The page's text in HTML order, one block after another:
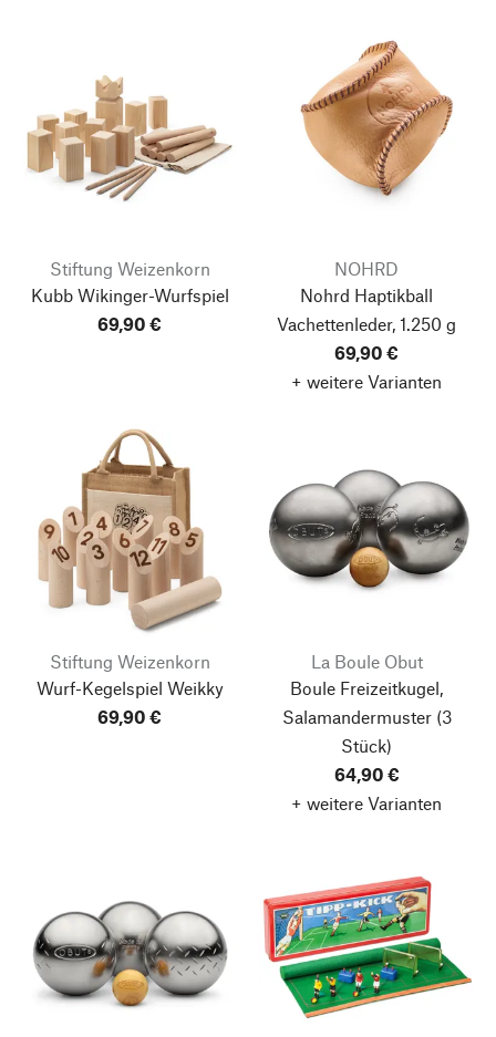
Stiftung Weizenkorn
Kubb Wikinger-Wurfspiel
69,90 €
NOHRD
Nohrd Haptikball
Vachettenleder, 1.250 g
69,90 €
+ weitere Varianten
Stiftung Weizenkorn
Wurf-Kegelspiel Weikky
69,90 €
La Boule Obut
Boule Freizeitkugel,
Salamandermuster(3
Stück)
64,90 €
+ weitere Varianten